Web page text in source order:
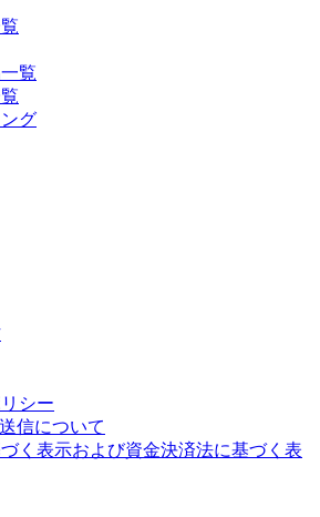
覧
グ
シー
信について
く表示および資金決済法に基づく表